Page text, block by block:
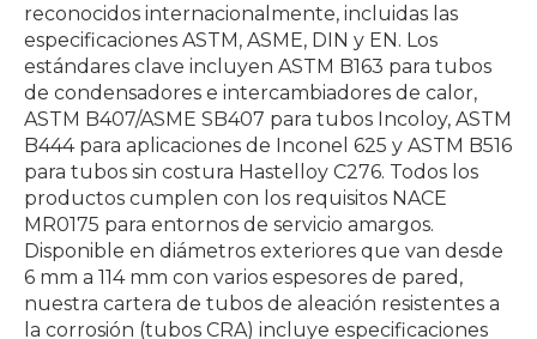
reconocidos internacionalmente, incluidas las
especificaciones ASTM, ASME, DIN y EN. Los
estándares clave incluyen ASTM B163 para tubos
de condensadores e intercambiadores de calor,
ASTM B407/ASME SB407 para tubos Incoloy, ASTM
B444 para aplicaciones de Inconel 625 y ASTM B516
para tubos sin costura Hastelloy C276. Todos los
productos cumplen con los requisitos NACE
MR0175 para entornos de servicio amargos.
Disponible en diámetros exteriores que van desde
6 mm a 114 mm con varios espesores de pared,
nuestra cartera de tubos de aleación resistentes a
la corrosión (tubos CRA) incluye especificaciones